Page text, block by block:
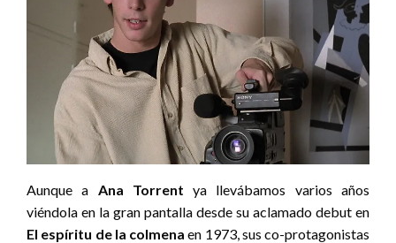
Aunque a Ana Torrent ya llevábamos varios años
viéndola en la gran pantalla desde su aclamado debut en
El espíritu de la colmena en 1973, sus co-protagonistas